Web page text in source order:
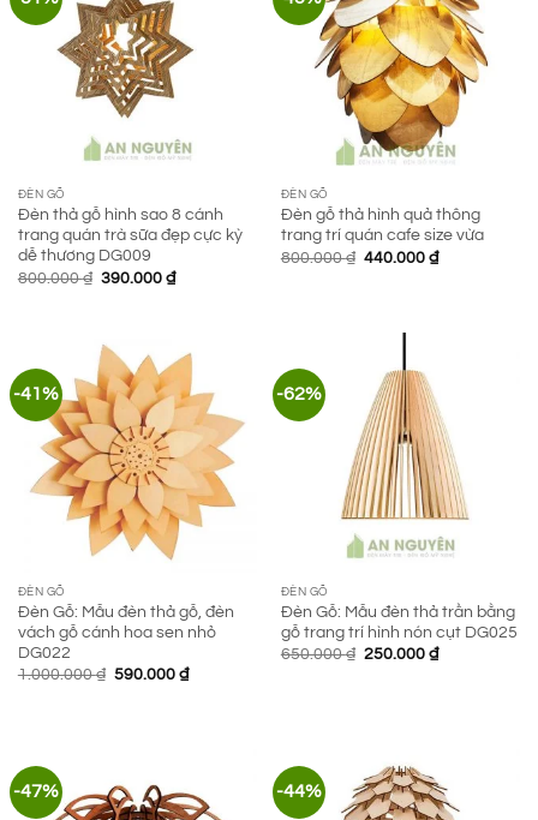
ĐÈN GỖ
Đèn thả gỗ hình sao 8 cánh
trang quán trà sữa đẹp cực kỳ
dễ thương DG009
800.000₫ Giá
390.000 ₫Giá
ĐÈN GỖ
Đèn gỗ thả hình quả thông
trang trí quán cafe size vừa
800.000₫ Giá
440.000 ₫Giá
-41%
ĐÈN GỖ
Đèn Gỗ: Mẫu đèn thả gỗ, đèn
vách gỗ cánh hoa sen nhỏ
DG022
1.000.000₫ Giá
590.000 ₫Giá
-62%
ĐÈN GỖ
Đèn Gỗ: Mẫu đèn thả trần bằng
gỗ trang trí hình nón cụt DG025
650.000₫ Giá
250.000 ₫Giá
-47% -44%